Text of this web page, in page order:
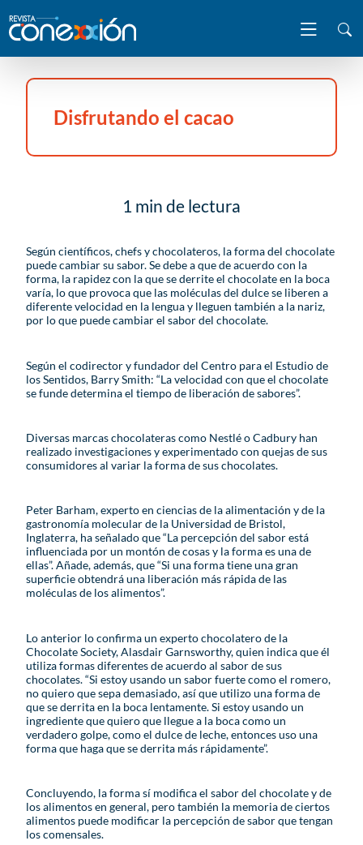
Disfrutando el cacao
1 min de lectura
Según científicos, chefs y chocolateros, la forma del chocolate
puede cambiar su sabor. Se debe a que de acuerdo con la
forma, la rapidez con la que se derrite el chocolate en la boca
varía, lo que provoca que las moléculas del dulce se liberen a
diferente velocidad en la lengua y lleguen también a la nariz,
por lo que puede cambiar el sabor del chocolate.
Según el codirector y fundador del Centro para el Estudio de
los Sentidos, Barry Smith: “La velocidad con que el chocolate
se funde determina el tiempo de liberación de sabores”.
Diversas marcas chocolateras como Nestlé o Cadbury han
realizado investigaciones y experimentado con quejas de sus
consumidores al variar la forma de sus chocolates.
Peter Barham, experto en ciencias de la alimentación y de la
gastronomía molecular de la Universidad de Bristol,
Inglaterra, ha señalado que “La percepción del sabor está
influenciada por un montón de cosas y la forma es una de
ellas”. Añade, además, que “Si una forma tiene una gran
superficie obtendrá una liberación más rápida de las
moléculas de los alimentos”.
Lo anterior lo confirma un experto chocolatero de la
Chocolate Society, Alasdair Garnsworthy, quien indica que él
utiliza formas diferentes de acuerdo al sabor de sus
chocolates. “Si estoy usando un sabor fuerte como el romero,
no quiero que sepa demasiado, así que utilizo una forma de
que se derrita en la boca lentamente. Si estoy usando un
ingrediente que quiero que llegue a la boca como un
verdadero golpe, como el dulce de leche, entonces uso una
forma que haga que se derrita más rápidamente”.
Concluyendo, la forma sí modifica el sabor del chocolate y de
los alimentos en general, pero también la memoria de ciertos
alimentos puede modificar la percepción de sabor que tengan
los comensales.